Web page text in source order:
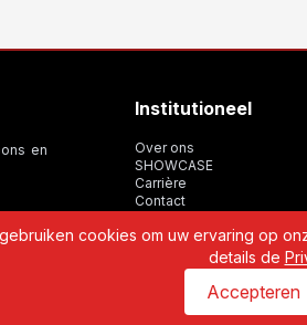
en
Institutioneel
Over ons
SHOWCASE
Carrière
Contact
cookies om uw ervaring op
details de
Accepteren